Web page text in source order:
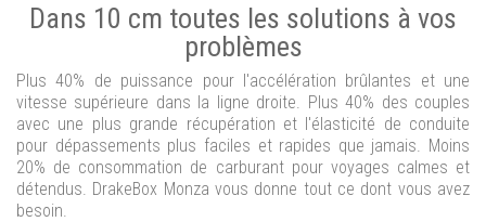
Dans 10 cm toutes les solutions à vos
problèmes
Plus 40% de puissance pour l'accélération brûlantes et une
vitesse supérieure dans la ligne droite. Plus 40% des couples
avec une plus grande récupération et l'élasticité de conduite
pour dépassements plus faciles et rapides que jamais. Moins
20% de consommation de carburant pour voyages calmes et
détendus. DrakeBox Monza vous donne tout ce dont vous avez
besoin.